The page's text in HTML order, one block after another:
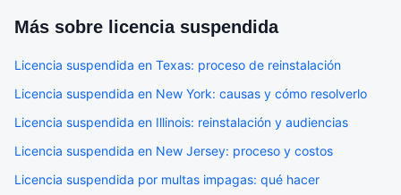
Más sobre licencia suspendida
Licencia suspendida en Texas: proceso de reinstalación
Licencia suspendida en New York: causas y cómo resolverlo
Licencia suspendida en Illinois: reinstalación y audiencias
Licencia suspendida en New Jersey: proceso y costos
Licencia suspendida por multas impagas: qué hacer